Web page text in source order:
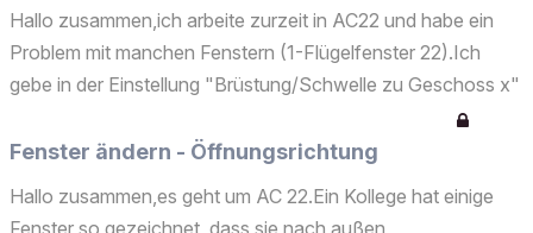
Hallo zusammen,ich arbeite zurzeit in AC22 und habe ein
Problem mit manchen Fenstern (1-Flügelfenster 22).Ich
gebe in der Einstellung "Brüstung/Schwelle zu Geschoss x"
Brüstungshöhe mit - 10 ausgegeben.Ich habe schon alle
Fenster ändern - Öffnungsrichtung
Hallo zusammen,es geht um AC 22.Ein Kollege hat einige